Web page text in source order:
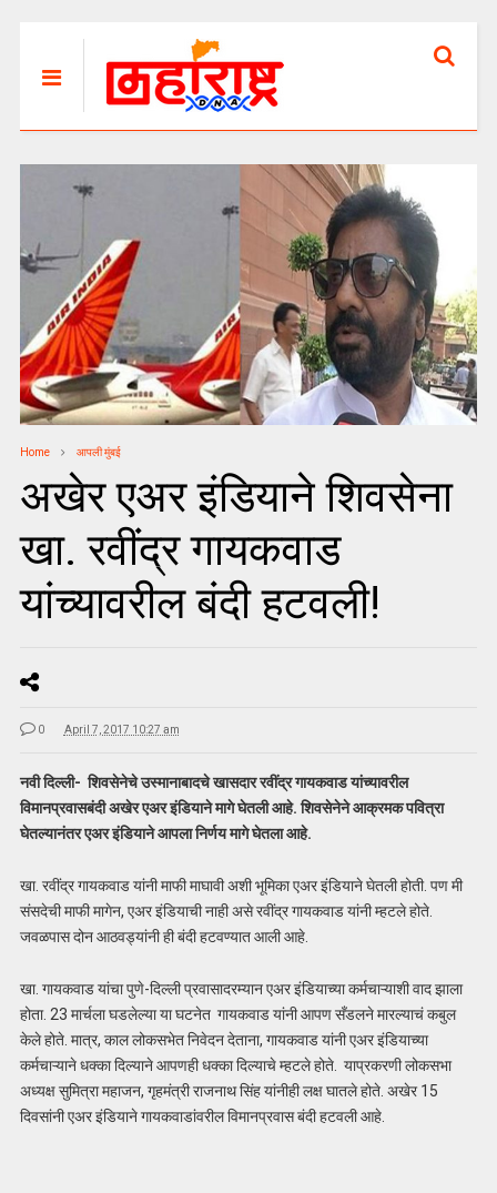
Home आपली मुंबई
अखेर एअर इंडियाने शिवसेना
खा. रवींद्र गायकवाड
यांच्यावरील बंदी हटवली!
0 April 7, 2017 10:27 am
नवी दिल्ली- शिवसेनेचे उस्मानाबादचे खासदार रवींद्र गायकवाड यांच्यावरील
विमानप्रवासबंदी अखेर एअर इंडियाने मागे घेतली आहे. शिवसेनेने आक्रमक पवित्रा
घेतल्यानंतर एअर इंडियाने आपला निर्णय मागे घेतला आहे.
खा. रवींद्र गायकवाड यांनी माफी माघावी अशी भूमिका एअर इंडियाने घेतली होती. पण मी
संसदेची माफी मागेन, एअर इंडियाची नाही असे रवींद्र गायकवाड यांनी म्हटले होते.
जवळपास दोन आठवड्यांनी ही बंदी हटवण्यात आली आहे.
खा. गायकवाड यांचा पुणे-दिल्ली प्रवासादरम्यान एअर इंडियाच्या कर्मचाऱ्याशी वाद झाला
होता. 23 मार्चला घडलेल्या या घटनेत गायकवाड यांनी आपण सँडलने मारल्याचं कबुल
केले होते. मात्र, काल लोकसभेत निवेदन देताना, गायकवाड यांनी एअर इंडियाच्या
कर्मचाऱ्याने धक्का दिल्याने आपणही धक्का दिल्याचे म्हटले होते. याप्रकरणी लोकसभा
अध्यक्ष सुमित्रा महाजन, गृहमंत्री राजनाथ सिंह यांनीही लक्ष घातले होते. अखेर 15
दिवसांनी एअर इंडियाने गायकवाडांवरील विमानप्रवास बंदी हटवली आहे.